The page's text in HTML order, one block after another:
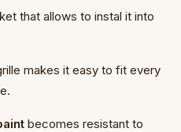
that allows to instal it into
makes it easy to fit every
becomes resistant to